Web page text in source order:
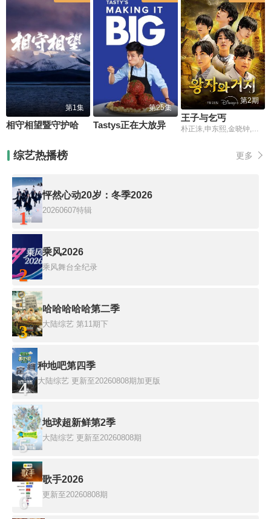
第1集
相守相望暨守护哈拉湖行动
第25集
第2期
王子与乞丐
综艺热播榜 更多
1
怦然心动20岁：冬季2026
20260607特辑
2
乘风2026
乘风舞台全纪录
3
哈哈哈哈哈第二季
大陆综艺 第11期下
4
种地吧第四季
大陆综艺 更新至20260808期加更版
5
地球超新鲜第2季
大陆综艺 更新至20260808期
6
歌手2026
更新至20260808期